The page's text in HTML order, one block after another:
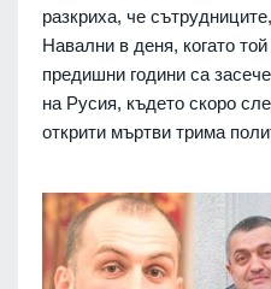
разкриха, че
Навални в деня, когато
предишни години са
на Русия, където скоро
открити мъртви трима